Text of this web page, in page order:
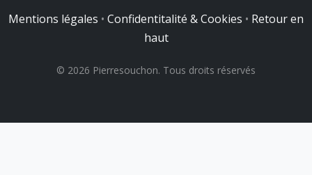
Mentions légales • Confidentitalité & Cookies • Retour en
haut
© 2026 Pierresouchon. Tous droits réservés